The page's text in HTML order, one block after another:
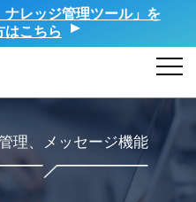
ナレッジ管理ツール」を
はこちら
理、メッセージ機能